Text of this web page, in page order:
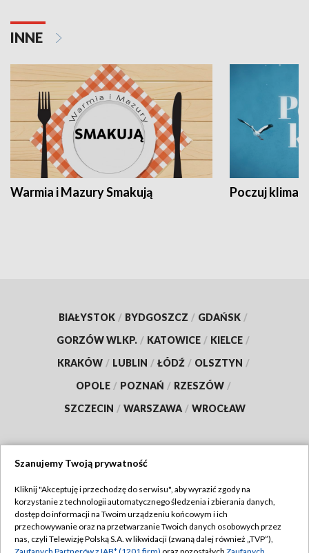
INNE
Warmia i Mazury Smakują Poczuj klimat
BIAŁYSTOK / BYDGOSZCZ / GDAŃSK /
GORZÓW WLKP. / KATOWICE / KIELCE /
KRAKÓW / LUBLIN / ŁÓDŹ / OLSZTYN /
OPOLE / POZNAŃ / RZESZÓW /
SZCZECIN / WARSZAWA / WROCŁAW
TVP
Abonament TVP
Emisja w TVP
Regulamin TVP
Szanujemy Twoją prywatność
Kliknij "Akceptuję i przechodzę do serwisu", aby wyrazić zgody na
korzystanie z technologii automatycznego śledzenia i zbierania danych,
dostęp do informacji na Twoim urządzeniu końcowym i ich
przechowywanie oraz na przetwarzanie Twoich danych osobowych przez
nas, czyli Telewizję Polską S.A. w likwidacji (zwaną dalej również „TVP”),